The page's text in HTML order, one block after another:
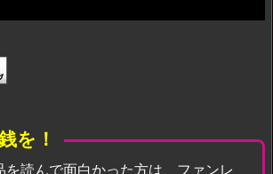
を！
を読んで面白かった方は、ファンレ